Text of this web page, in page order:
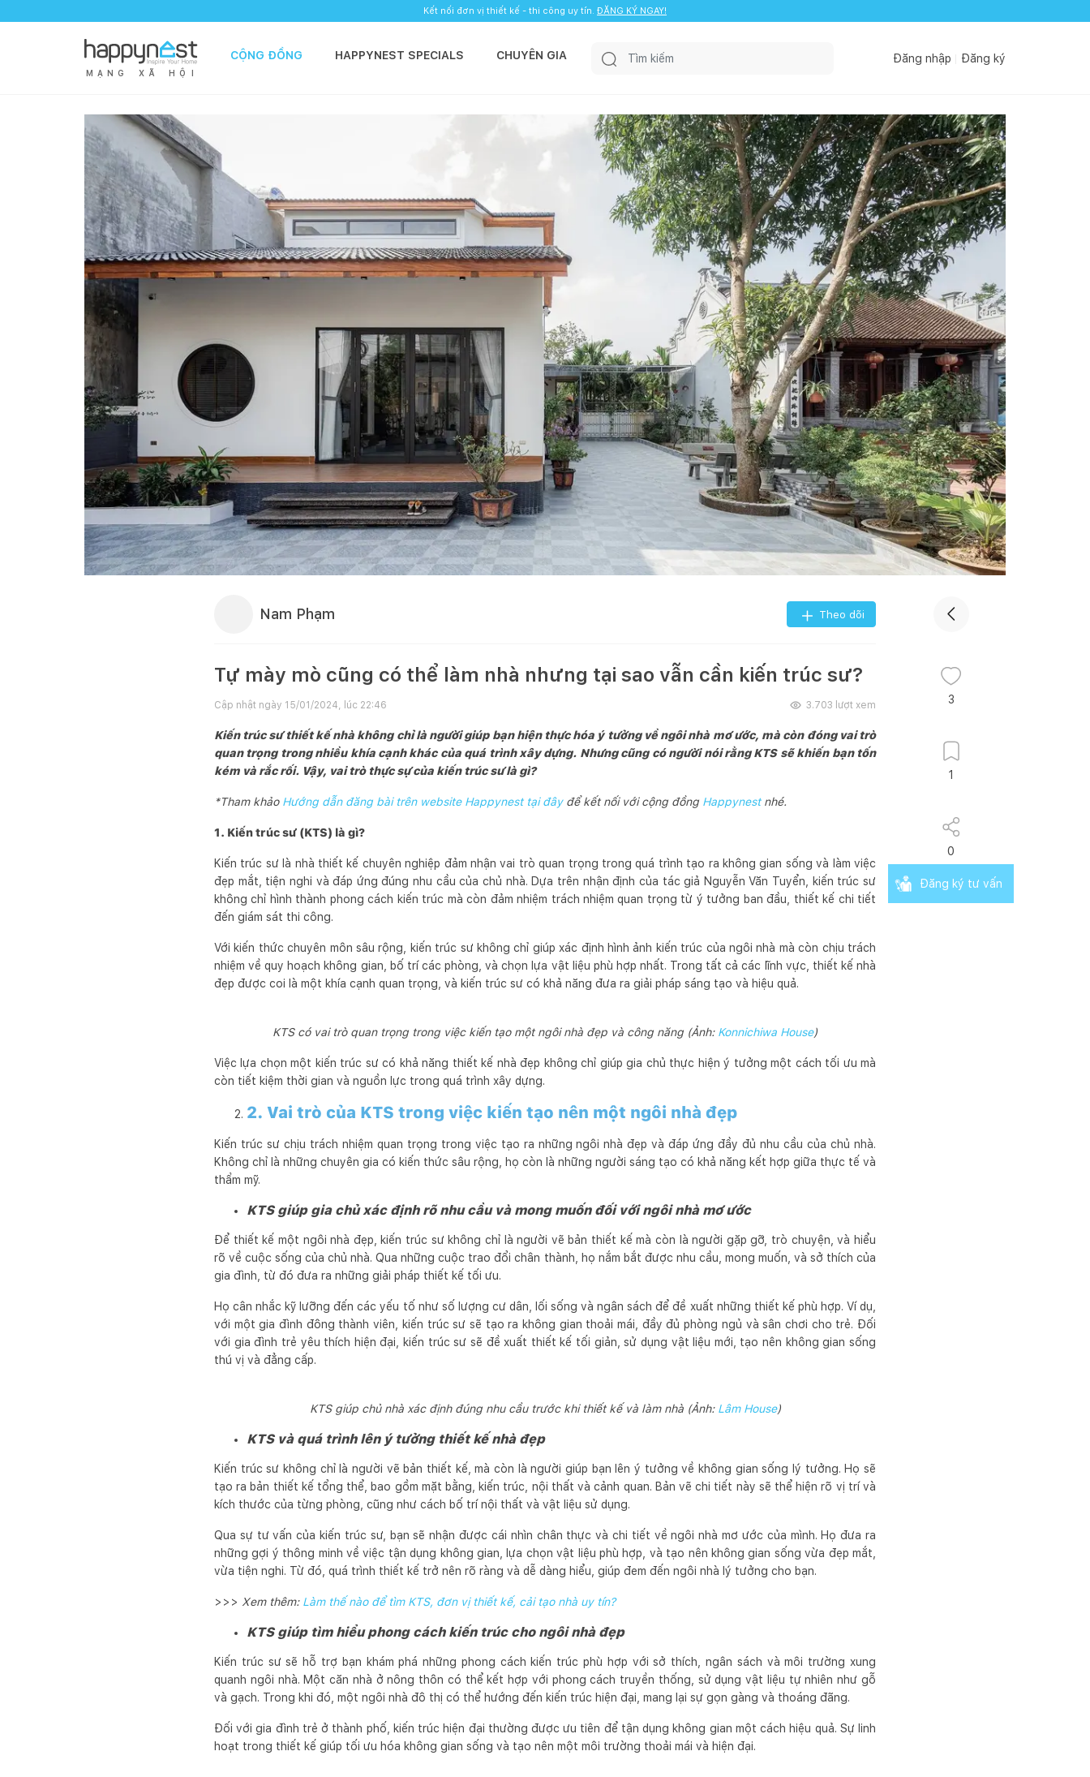
Kết nối đơn vị thiết kế - thi công uy tín. ĐĂNG KÝ NGAY!
M Ạ N G X Ã H Ộ I
CỘNG ĐỒNG HAPPYNEST SPECIALS CHUYÊN GIA Đăng nhập Đăng ký
Nam Phạm Theo dõi
Tự mày mò cũng có thể làm nhà nhưng tại sao vẫn cần kiến trúc sư?
Cập nhật ngày 15/01/2024, lúc 22:46 3.703 lượt xem
Kiến trúc sư thiết kế nhà không chỉ là người giúp bạn hiện thực hóa ý tưởng về ngôi nhà mơ ước, mà còn đóng vai trò
quan trọng trong nhiều khía cạnh khác của quá trình xây dựng. Nhưng cũng có người nói rằng KTS sẽ khiến bạn tốn
kém và rắc rối. Vậy, vai trò thực sự của kiến trúc sư là gì?
*Tham khảo Hướng dẫn đăng bài trên website Happynest tại đâyđể kết nối với cộng đồng Happynest nhé.
1. Kiến trúc sư (KTS) là gì?
Kiến trúc sư là nhà thiết kế chuyên nghiệp đảm nhận vai trò quan trọng trong quá trình tạo ra không gian sống và làm việc
đẹp mắt, tiện nghi và đáp ứng đúng nhu cầu của chủ nhà. Dựa trên nhận định của tác giả Nguyễn Văn Tuyển, kiến trúc sư
không chỉ hình thành phong cách kiến trúc mà còn đảm nhiệm trách nhiệm quan trọng từ ý tưởng ban đầu, thiết kế chi tiết
đến giám sát thi công.
Với kiến thức chuyên môn sâu rộng, kiến trúc sư không chỉ giúp xác định hình ảnh kiến trúc của ngôi nhà mà còn chịu trách
nhiệm về quy hoạch không gian, bố trí các phòng, và chọn lựa vật liệu phù hợp nhất. Trong tất cả các lĩnh vực, thiết kế nhà
đẹp được coi là một khía cạnh quan trọng, và kiến trúc sư có khả năng đưa ra giải pháp sáng tạo và hiệu quả.
KTS có vai trò quan trọng trong việc kiến tạo một ngôi nhà đẹp và công năng (Ảnh: Konnichiwa House)
Việc lựa chọn một kiến trúc sư có khả năng thiết kế nhà đẹp không chỉ giúp gia chủ thực hiện ý tưởng một cách tối ưu mà
còn tiết kiệm thời gian và nguồn lực trong quá trình xây dựng.
2. Vai trò của KTS trong việc kiến tạo nên một ngôi nhà đẹp
Kiến trúc sư chịu trách nhiệm quan trọng trong việc tạo ra những ngôi nhà đẹp và đáp ứng đầy đủ nhu cầu của chủ nhà.
Không chỉ là những chuyên gia có kiến thức sâu rộng, họ còn là những người sáng tạo có khả năng kết hợp giữa thực tế và
thẩm mỹ.
KTS giúp gia chủ xác định rõ nhu cầu và mong muốn đối với ngôi nhà mơ ước
Để thiết kế một ngôi nhà đẹp, kiến trúc sư không chỉ là người vẽ bản thiết kế mà còn là người gặp gỡ, trò chuyện, và hiểu
rõ về cuộc sống của chủ nhà. Qua những cuộc trao đổi chân thành, họ nắm bắt được nhu cầu, mong muốn, và sở thích của
gia đình, từ đó đưa ra những giải pháp thiết kế tối ưu.
Họ cân nhắc kỹ lưỡng đến các yếu tố như số lượng cư dân, lối sống và ngân sách để đề xuất những thiết kế phù hợp. Ví dụ,
với một gia đình đông thành viên, kiến trúc sư sẽ tạo ra không gian thoải mái, đầy đủ phòng ngủ và sân chơi cho trẻ. Đối
với gia đình trẻ yêu thích hiện đại, kiến trúc sư sẽ đề xuất thiết kế tối giản, sử dụng vật liệu mới, tạo nên không gian sống
thú vị và đẳng cấp.
KTS giúp chủ nhà xác định đúng nhu cầu trước khi thiết kế và làm nhà (Ảnh: Lâm House)
KTS và quá trình lên ý tưởng thiết kế nhà đẹp
Kiến trúc sư không chỉ là người vẽ bản thiết kế, mà còn là người giúp bạn lên ý tưởng về không gian sống lý tưởng. Họ sẽ
tạo ra bản thiết kế tổng thể, bao gồm mặt bằng, kiến trúc, nội thất và cảnh quan. Bản vẽ chi tiết này sẽ thể hiện rõ vị trí và
kích thước của từng phòng, cũng như cách bố trí nội thất và vật liệu sử dụng.
Qua sự tư vấn của kiến trúc sư, bạn sẽ nhận được cái nhìn chân thực và chi tiết về ngôi nhà mơ ước của mình. Họ đưa ra
những gợi ý thông minh về việc tận dụng không gian, lựa chọn vật liệu phù hợp, và tạo nên không gian sống vừa đẹp mắt,
vừa tiện nghi. Từ đó, quá trình thiết kế trở nên rõ ràng và dễ dàng hiểu, giúp đem đến ngôi nhà lý tưởng cho bạn.
>>> Xem thêm: Làm thế nào để tìm KTS, đơn vị thiết kế, cải tạo nhà uy tín?
KTS giúp tìm hiểu phong cách kiến trúc cho ngôi nhà đẹp
Kiến trúc sư sẽ hỗ trợ bạn khám phá những phong cách kiến trúc phù hợp với sở thích, ngân sách và môi trường xung
quanh ngôi nhà. Một căn nhà ở nông thôn có thể kết hợp với phong cách truyền thống, sử dụng vật liệu tự nhiên như gỗ
và gạch. Trong khi đó, một ngôi nhà đô thị có thể hướng đến kiến trúc hiện đại, mang lại sự gọn gàng và thoáng đãng.
Đối với gia đình trẻ ở thành phố, kiến trúc hiện đại thường được ưu tiên để tận dụng không gian một cách hiệu quả. Sự linh
hoạt trong thiết kế giúp tối ưu hóa không gian sống và tạo nên một môi trường thoải mái và hiện đại.
3
1
0
Đăng ký tư vấn